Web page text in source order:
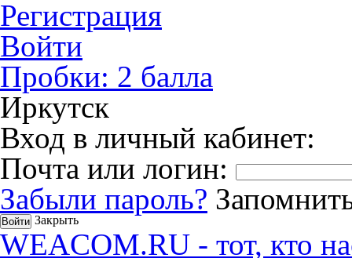
Регистрация
Войти
Пробки: 2 балла
Иркутск
Вход в личный кабинет:
Почта или логин:
Забыли пароль?
Закрыть
WEACOM.RU - тот, кто